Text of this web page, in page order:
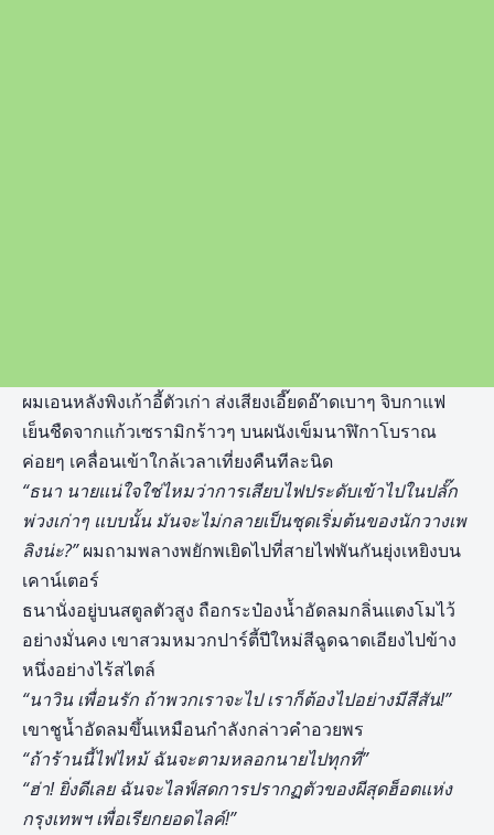
ผมเอนหลังพิงเก้าอี้ตัวเก่า ส่งเสียงเอี๊ยดอ๊าดเบาๆ จิบกาแฟ
เย็นชืดจากแก้วเซรามิกร้าวๆ บนผนังเข็มนาฬิกาโบราณ
ค่อยๆ เคลื่อนเข้าใกล้เวลาเที่ยงคืนทีละนิด
“ธนา นายแน่ใจใช่ไหมว่าการเสียบไฟประดับเข้าไปในปลั๊ก
พ่วงเก่าๆ แบบนั้น มันจะไม่กลายเป็นชุดเริ่มต้นของนักวางเพ
ลิงน่ะ?”ผมถามพลางพยักพเยิดไปที่สายไฟพันกันยุ่งเหยิงบน
เคาน์เตอร์
ธนานั่งอยู่บนสตูลตัวสูง ถือกระป๋องน้ำอัดลมกลิ่นแตงโมไว้
อย่างมั่นคง เขาสวมหมวกปาร์ตี้ปีใหม่สีฉูดฉาดเอียงไปข้าง
หนึ่งอย่างไร้สไตล์
“นาวิน เพื่อนรัก ถ้าพวกเราจะไป เราก็ต้องไปอย่างมีสีสัน!”
เขาชูน้ำอัดลมขึ้นเหมือนกำลังกล่าวคำอวยพร
“ถ้าร้านนี้ไฟไหม้ ฉันจะตามหลอกนายไปทุกที่”
“ฮ่า! ยิ่งดีเลย ฉันจะไลฟ์สดการปรากฏตัวของผีสุดฮ็อตแห่ง
กรุงเทพฯ เพื่อเรียกยอดไลค์!”